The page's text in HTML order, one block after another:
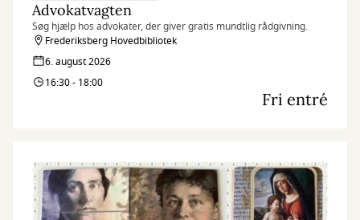
Advokatvagten
Søg hjælp hos advokater, der giver gratis mundtlig rådgivning.
Frederiksberg Hovedbibliotek
6. august 2026
16:30 - 18:00
Fri entré